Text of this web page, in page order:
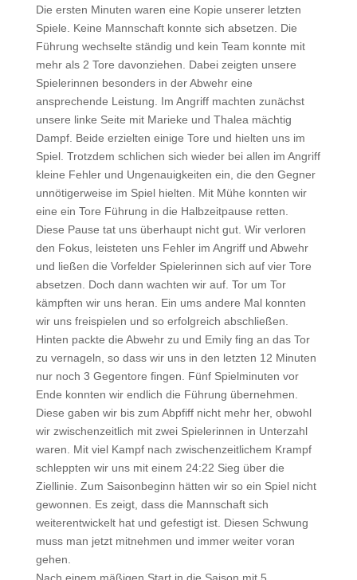
Die ersten Minuten waren eine Kopie unserer letzten
Spiele. Keine Mannschaft konnte sich absetzen. Die
Führung wechselte ständig und kein Team konnte mit
mehr als 2 Tore davonziehen. Dabei zeigten unsere
Spielerinnen besonders in der Abwehr eine
ansprechende Leistung. Im Angriff machten zunächst
unsere linke Seite mit Marieke und Thalea mächtig
Dampf. Beide erzielten einige Tore und hielten uns im
Spiel. Trotzdem schlichen sich wieder bei allen im Angriff
kleine Fehler und Ungenauigkeiten ein, die den Gegner
unnötigerweise im Spiel hielten. Mit Mühe konnten wir
eine ein Tore Führung in die Halbzeitpause retten.
Diese Pause tat uns überhaupt nicht gut. Wir verloren
den Fokus, leisteten uns Fehler im Angriff und Abwehr
und ließen die Vorfelder Spielerinnen sich auf vier Tore
absetzen. Doch dann wachten wir auf. Tor um Tor
kämpften wir uns heran. Ein ums andere Mal konnten
wir uns freispielen und so erfolgreich abschließen.
Hinten packte die Abwehr zu und Emily fing an das Tor
zu vernageln, so dass wir uns in den letzten 12 Minuten
nur noch 3 Gegentore fingen. Fünf Spielminuten vor
Ende konnten wir endlich die Führung übernehmen.
Diese gaben wir bis zum Abpfiff nicht mehr her, obwohl
wir zwischenzeitlich mit zwei Spielerinnen in Unterzahl
waren. Mit viel Kampf nach zwischenzeitlichem Krampf
schleppten wir uns mit einem 24:22 Sieg über die
Ziellinie. Zum Saisonbeginn hätten wir so ein Spiel nicht
gewonnen. Es zeigt, dass die Mannschaft sich
weiterentwickelt hat und gefestigt ist. Diesen Schwung
muss man jetzt mitnehmen und immer weiter voran
gehen.